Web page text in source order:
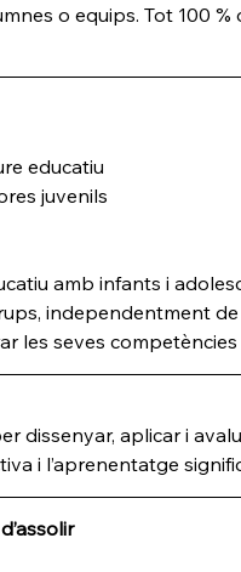
o equips. Tot 100
educatiu
juvenils
amb infants i
independentment
les seves
dissenyar, aplicar i
i l’aprenentatge